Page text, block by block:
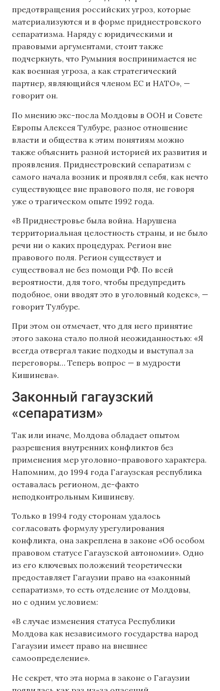
предотвращения российских угроз, которые
материализуются и в форме приднестровского
сепаратизма. Наряду с юридическими и
правовыми аргументами, стоит также
подчеркнуть, что Румыния воспринимается не
как военная угроза, а как стратегический
партнер, являющийся членом ЕС и НАТО», —
говорит он.
По мнению экс-посла Молдовы в ООН и Совете
Европы Алексея Тулбуре, разное отношение
власти и общества к этим понятиям можно
также объяснить разной историей их развития и
проявления. Приднестровский сепаратизм с
самого начала возник и проявлял себя, как нечто
существующее вне правового поля, не говоря
уже о трагическом опыте 1992 года.
«В Приднестровье была война. Нарушена
территориальная целостность страны, и не было
речи ни о каких процедурах. Регион вне
правового поля. Регион существует и
существовал не без помощи РФ. По всей
вероятности, для того, чтобы предупредить
подобное, они вводят это в уголовный кодекс», —
говорит Тулбуре.
При этом он отмечает, что для него принятие
этого закона стало полной неожиданностью: «Я
всегда отвергал такие подходы и выступал за
переговоры… Теперь вопрос — в мудрости
Кишинева».
Законный гагаузский
«сепаратизм»
Так или иначе, Молдова обладает опытом
разрешения внутренних конфликтов без
применения мер уголовно-правового характера.
Напомним, до 1994 года Гагаузская республика
оставалась регионом, де-факто
неподконтрольным Кишиневу.
Только в 1994 году сторонам удалось
согласовать формулу урегулирования
конфликта, она закреплена в законе «Об особом
правовом статусе Гагаузской автономии». Одно
из его ключевых положений теоретически
предоставляет Гагаузии право на «законный
сепаратизм», то есть отделение от Молдовы,
но с одним условием:
«В случае изменения статуса Республики
Молдова как независимого государства народ
Гагаузии имеет право на внешнее
самоопределение».
Не секрет, что эта норма в законе о Гагаузии